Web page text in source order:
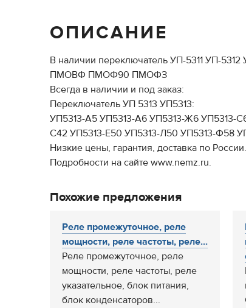
ОПИСАНИЕ
В наличии переключатель УП-5311 УП-
ПМОВФ ПМОФ90 ПМОФЗ
Всегда в наличии и под заказ:
Переключатель УП 5313 УП5313:
УП5313-А5 УП5313-А6 УП5313-Ж6 УП5313-
С42 УП5313-Е50 УП5313-Л50 УП5313-Ф58
Низкие цены, гарантия, доставка по России.
Подробности на сайте www.nemz.ru.
Похожие предложения
Реле промежуточное, реле
мощности, реле частоты, реле...
Реле промежуточное, реле
мощности, реле частоты, реле
указательное, блок питания,
блок конденсаторов...